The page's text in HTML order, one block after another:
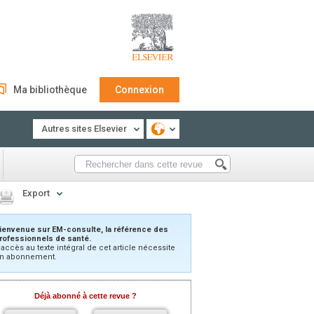
Ma bibliothèque Connexion
Autres sites Elsevier
Export
sur EM-consulte, la référence des
de santé.
au texte intégral de cet article nécessite
abonnement.
Déjà abonné à cette revue ?